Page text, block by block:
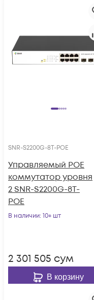
SNR-S2200G-8T-POE
Управляемый POE
коммутатор уровня
2 SNR-S2200G-8T-
POE
В наличии: 10+ шт
2 301 505 сум
В корзину